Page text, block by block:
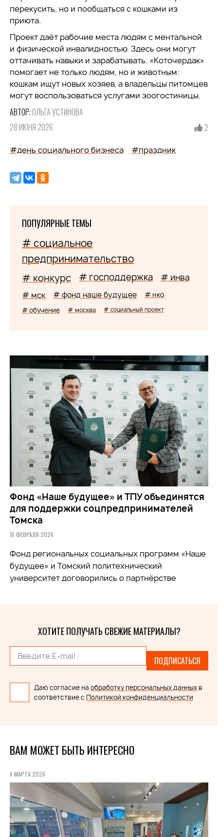
перекусить, но и пообщаться с кошками из
приюта.
Проект даёт рабочие места людям с ментальной
и физической инвалидностью. Здесь они могут
оттачивать навыки и зарабатывать. «Коточердак»
помогает не только людям, но и животным:
кошкам ищут новых хозяев, а владельцы питомцев
могут воспользоваться услугами зоогостиницы.
АВТОР: ОЛЬГА УСТИНОВА
28 ИЮНЯ 2026
2
#день социального бизнеса #праздник
ПОПУЛЯРНЫЕ ТЕМЫ
# социальное
предпринимательство
# конкурс # господдержка # инва
# мск # фонд наше будущее # нко
# обучение # москва # социальный проект
Фонд «Наше будущее» и ТПУ объединятся
для поддержки соцпредпринимателей
Томска
16 ФЕВРАЛЯ 2026
Фонд региональных социальных программ «Наше
будущее» и Томский политехнический
университет договорились о партнёрстве
ХОТИТЕ ПОЛУЧАТЬ СВЕЖИЕ МАТЕРИАЛЫ?
ПОДПИСАТЬСЯ
Даю согласие на обработку персональных данных в
соответствие с Политикой конфиденциальности
ВАМ МОЖЕТ БЫТЬ ИНТЕРЕСНО
6 МАРТА 2026